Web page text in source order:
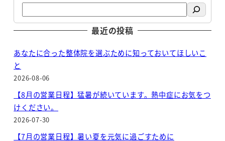
最近の投稿
あなたに合った整体院を選ぶために知っておいてほしいこ
と
2026-08-06
【8月の営業日程】猛暑が続いています。熱中症にお気をつ
けください。
2026-07-30
【7月の営業日程】暑い夏を元気に過ごすために